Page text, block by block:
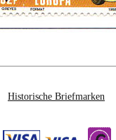
Historische Briefmarken